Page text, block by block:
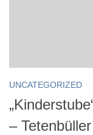
UNCATEGORIZED
–